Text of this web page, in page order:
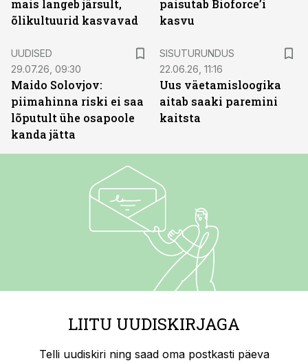
mais langeb järsult,
õlikultuurid kasvavad
paisutab Bioforce’i
kasvu
UUDISED
29.07.26, 09:30
Maido Solovjov:
piimahinna riski ei saa
lõputult ühe osapoole
kanda jätta
SISUTURUNDUS
22.06.26, 11:16
Uus väetamisloogika
aitab saaki paremini
kaitsta
LIITU UUDISKIRJAGA
Telli uudiskiri ning saad oma postkasti päeva